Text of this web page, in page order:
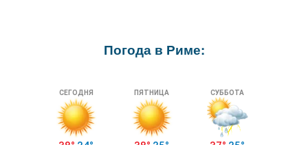
Погода в Риме: